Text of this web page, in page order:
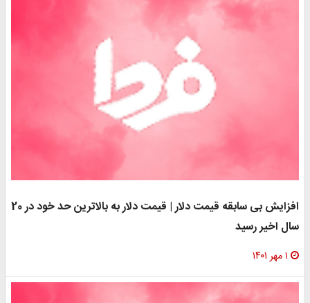
افزایش بی سابقه قیمت دلار | قیمت دلار به بالاترین حد خود در 20
اخیر رسید